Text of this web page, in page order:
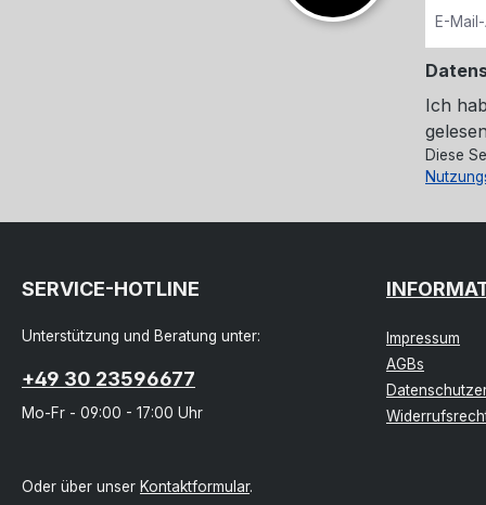
Ich
Diese
SERVICE-HOTLINE
Unterstützung und Beratung unter:
+49 30 23596677
Mo-Fr - 09:00 - 17:00 Uhr
Oder über unser Kontaktformular.
Impressum
AGBs